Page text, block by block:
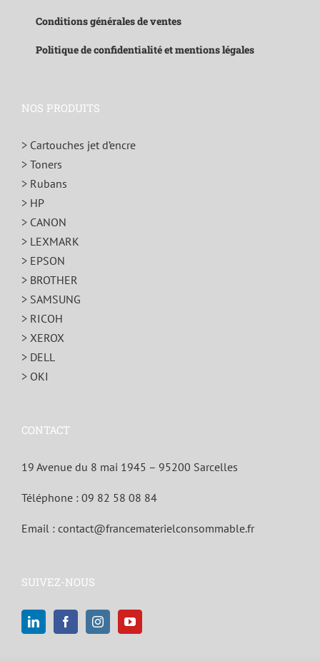
Conditions générales de ventes
Politique de confidentialité et mentions légales
NOS PRODUITS
> Cartouches jet d’encre
> Toners
> Rubans
> HP
> CANON
> LEXMARK
> EPSON
> BROTHER
> SAMSUNG
> RICOH
> XEROX
> DELL
> OKI
CONTACT
19 Avenue du 8 mai 1945 – 95200 Sarcelles
Téléphone : 09 82 58 08 84
Email : contact@francematerielconsommable.fr
SUIVEZ-NOUS